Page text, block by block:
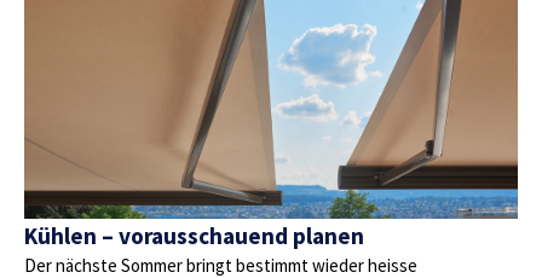
Kühlen – vorausschauend planen
Der nächste Sommer bringt bestimmt wieder heisse